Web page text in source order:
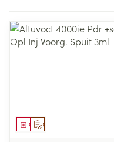
Op voorschrift
Geneesmiddel